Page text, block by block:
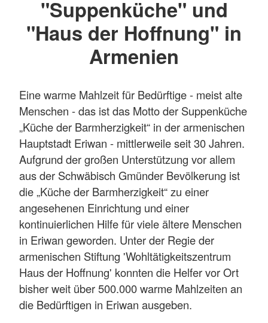
"Suppenküche" und
"Haus der Hoffnung" in
Armenien
Eine warme Mahlzeit für Bedürftige - meist alte
Menschen - das ist das Motto der Suppenküche
„Küche der Barmherzigkeit“ in der armenischen
Hauptstadt Eriwan - mittlerweile seit 30 Jahren.
Aufgrund der großen Unterstützung vor allem
aus der Schwäbisch Gmünder Bevölkerung ist
die „Küche der Barmherzigkeit“ zu einer
angesehenen Einrichtung und einer
kontinuierlichen Hilfe für viele ältere Menschen
in Eriwan geworden. Unter der Regie der
armenischen Stiftung 'Wohltätigkeitszentrum
Haus der Hoffnung' konnten die Helfer vor Ort
bisher weit über 500.000 warme Mahlzeiten an
die Bedürftigen in Eriwan ausgeben.